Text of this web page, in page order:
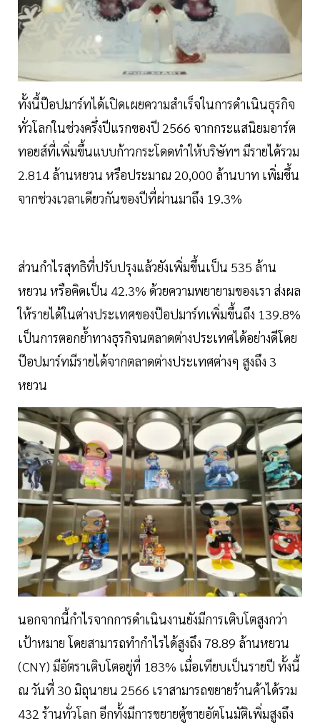
ทั้งนี้ป๊อปมาร์ทได้เปิดเผยความสำเร็จในการดำเนินธุรกิจ
ทั่วโลกในช่วงครึ่งปีแรกของปี 2566 จากกระแสนิยมอาร์ต
ทอยส์ที่เพิ่มขึ้นแบบก้าวกระโดดทำให้บริษัทฯ มีรายได้รวม
2.814 ล้านหยวน หรือประมาณ 20,000 ล้านบาท เพิ่มขึ้น
จากช่วงเวลาเดียวกันของปีที่ผ่านมาถึง 19.3%
ส่วนกำไรสุทธิที่ปรับปรุงแล้วยังเพิ่มขึ้นเป็น 535 ล้าน
หยวน หรือคิดเป็น 42.3% ด้วยความพยายามของเรา ส่งผล
ให้รายได้ในต่างประเทศของป๊อปมาร์ทเพิ่มขึ้นถึง 139.8%
เป็นการตอกย้ำทางธุรกิจนตลาดต่างประเทศได้อย่างดีโดย
ป๊อปมาร์ทมีรายได้จากตลาดต่างประเทศต่างๆ สูงถึง 3
หยวน
นอกจากนี้กำไรจากการดำเนินงานยังมีการเติบโตสูงกว่า
เป้าหมาย โดยสามารถทำกำไรได้สูงถึง 78.89 ล้านหยวน
(CNY) มีอัตราเติบโตอยู่ที่ 183% เมื่อเทียบเป็นรายปี ทั้งนี้
ณ วันที่ 30 มิถุนายน 2566 เราสามารถขยายร้านค้าได้รวม
432 ร้านทั่วโลก อีกทั้งมีการขยายตู้ขายอัตโนมัติเพิ่มสูงถึง